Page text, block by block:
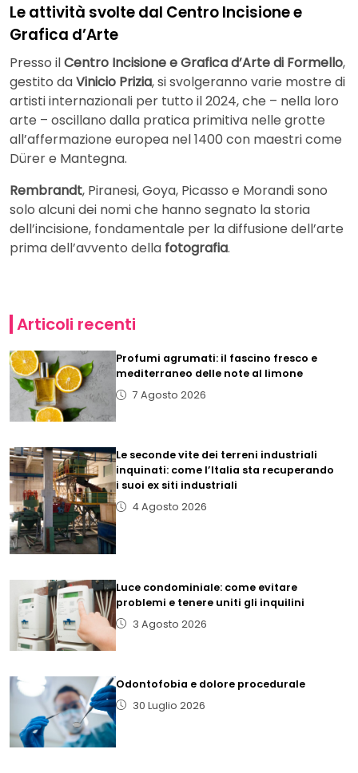
Le attività svolte dal Centro Incisione e
Grafica d’Arte
Presso ilCentro Incisione e Grafica d’Arte di Formello,
gestito daVinicio Prizia, si svolgeranno varie mostre di
artisti internazionali per tutto il 2024, che – nella loro
arte – oscillano dalla pratica primitiva nelle grotte
all’affermazione europea nel 1400 con maestri come
Dürer e Mantegna.
Rembrandt, Piranesi, Goya, Picasso e Morandi sono
solo alcuni dei nomi che hanno segnato la storia
dell’incisione, fondamentale per la diffusione dell’arte
prima dell’avvento della fotografia.
Articoli recenti
Profumi agrumati: il fascino fresco e
mediterraneo delle note al limone
7 Agosto 2026
Le seconde vite dei terreni industriali
inquinati: come l’Italia sta recuperando
i suoi ex siti industriali
4 Agosto 2026
Luce condominiale: come evitare
problemi e tenere uniti gli inquilini
3 Agosto 2026
Odontofobia e dolore procedurale
30 Luglio 2026